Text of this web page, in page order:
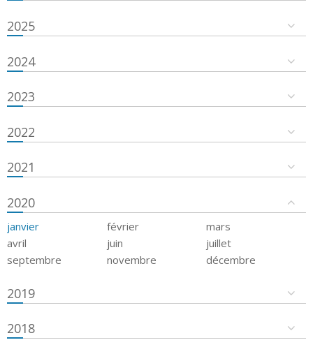
2025
2024
2023
2022
2021
2020
janvier février
mars
avril
juin
juillet
septembre
novembre décembre
2019
2018